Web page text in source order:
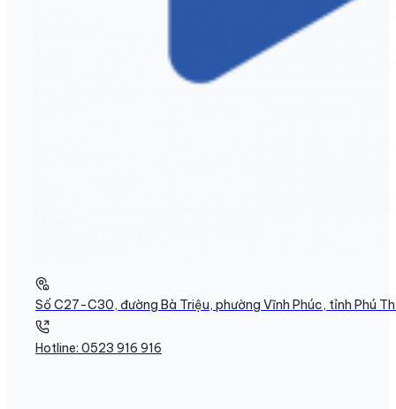
Số C27-C30, đường Bà Triệu, phường Vĩnh Phúc, tỉnh Phú
Hotline: 0523 916 916